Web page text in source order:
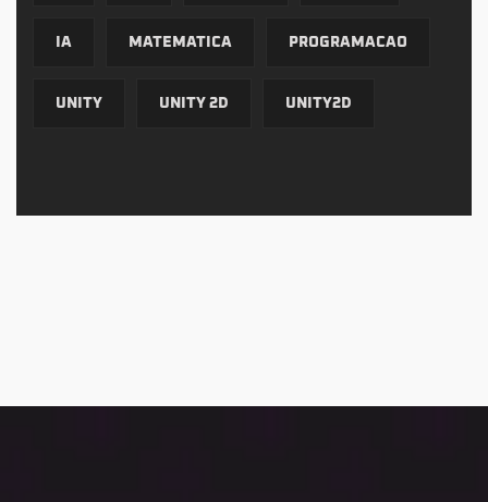
IA MATEMATICA PROGRAMACAO
UNITY UNITY 2D UNITY2D